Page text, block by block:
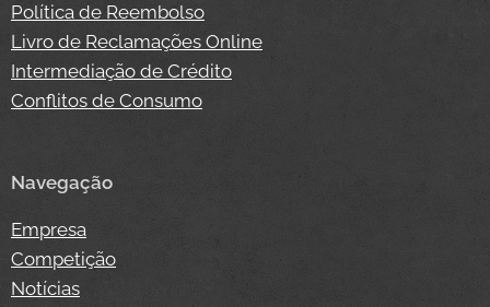
Política de Reembolso
Livro de Reclamações Online
Intermediação de Crédito
Conflitos de Consumo
Navegação
Empresa
Competição
Notícias